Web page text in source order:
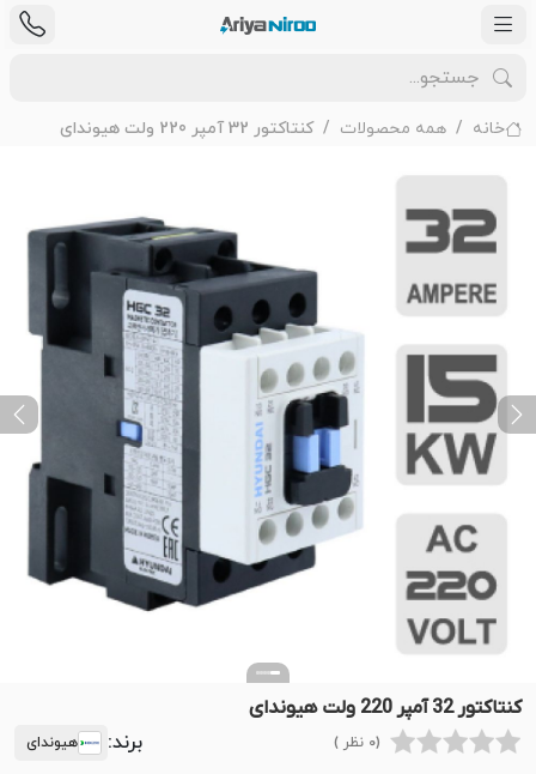
خانه همه محصولات کنتاکتور 32 آمپر 220 ولت هیوندای
Previous
کنتاکتور 32 آمپر 220 ولت هیوندای
(0 نظر ) برند: هیوندای